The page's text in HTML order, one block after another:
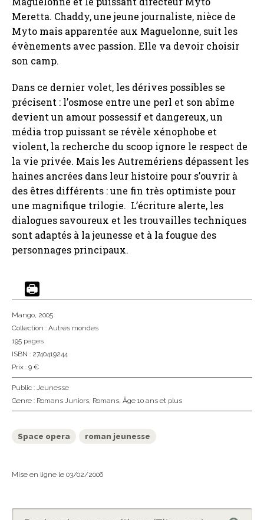
Meretta. Chaddy, une jeune journaliste, nièce de
Myto mais apparentée aux Maguelonne, suit les
évènements avec passion. Elle va devoir choisir
son camp.
Dans ce dernier volet, les dérives possibles se
précisent : l’osmose entre une perl et son abîme
devient un amour possessif et dangereux, un
média trop puissant se révèle xénophobe et
violent, la recherche du scoop ignore le respect de
la vie privée. Mais les Autremériens dépassent les
haines ancrées dans leur histoire pour s’ouvrir à
des êtres différents : une fin très optimiste pour
une magnifique trilogie. L’écriture alerte, les
dialogues savoureux et les trouvailles techniques
sont adaptés à la jeunesse et à la fougue des
personnages principaux.
Mango, 2005
Collection : Autres mondes
195 pages
ISBN : 2740419244
Prix : 9 €
Public : Jeunesse
Genre : Romans Juniors, Romans, Âge 10 ans et plus
Space opera roman jeunesse
Mise en ligne le 03/02/2006